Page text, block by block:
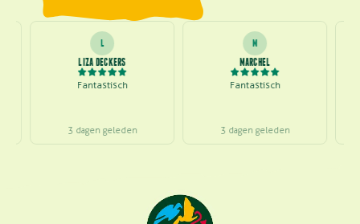
LIZA DECKERS
Fantastisch
3 dagen geleden
M
MARCHEL
Fantastisch
3 dagen geleden